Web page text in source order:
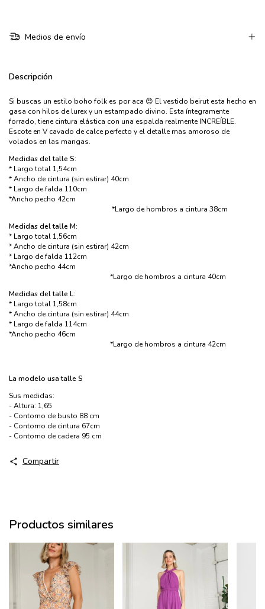
Medios de envío
Descripción
Si buscas un estilo boho folk es por aca 😍 El vestido beirut esta hecho en
gasa con hilos de lurex y un estampado divino. Esta íntegramente
forrado, tiene cintura elástica con una espalda realmente INCREÍBLE.
Escote en V cavado de calce perfecto y el detalle mas amoroso de
volados en las mangas.
Medidas del talle S:
* Largo total 1,54cm
* Ancho de cintura (sin estirar) 40cm
* Largo de falda 110cm
*Ancho pecho 42cm
*Largo de hombros a cintura 38cm
Medidas del talle M:
* Largo total 1,56cm
* Ancho de cintura (sin estirar) 42cm
* Largo de falda 112cm
*Ancho pecho 44cm
*Largo de hombros a cintura 40cm
Medidas del talle L:
* Largo total 1,58cm
* Ancho de cintura (sin estirar) 44cm
* Largo de falda 114cm
*Ancho pecho 46cm
*Largo de hombros a cintura 42cm
​La modelo usa talle S
Sus medidas:
- Altura: 1,65
- Contorno de busto 88 cm
- Contorno de cintura 67cm
- Contorno de cadera 95 cm
Compartir
Productos similares